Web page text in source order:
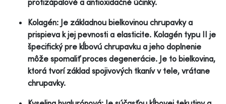
Kolagén: Je základnou bielkovinou chrupavky a
prispieva k jej pevnosti a elasticite. Kolagén typu II je
špecifický pre kĺbovú chrupavku a jeho doplnenie
môže spomaliť proces degenerácie. Je to bielkovina,
ktorá tvorí základ spojivových tkanív v tele, vrátane
chrupavky.